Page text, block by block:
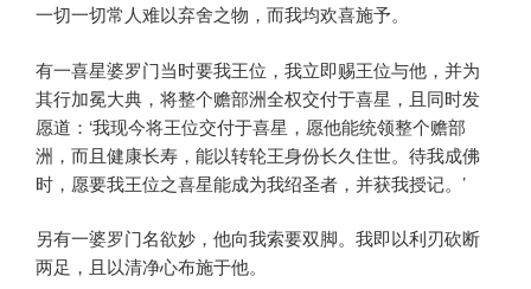
一切一切常人难以弃舍之物，而我均欢喜施予。
有一喜星婆罗门当时要我王位，我立即赐王位与他，并为
其行加冕大典，将整个赡部洲全权交付于喜星，且同时发
愿道：‘我现今将王位交付于喜星，愿他能统领整个赡部
洲，而且健康长寿，能以转轮王身份长久住世。待我成佛
时，愿要我王位之喜星能成为我绍圣者，并获我授记。’
另有一婆罗门名欲妙，他向我索要双脚。我即以利刃砍断
两足，且以清净心布施于他。